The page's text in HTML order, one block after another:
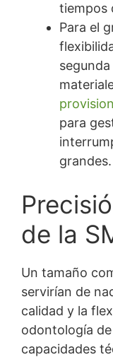
tiempos
Para el
para
grandes.
de la
Un tamaño
servirían de
calidad y la
odontología
capacidades